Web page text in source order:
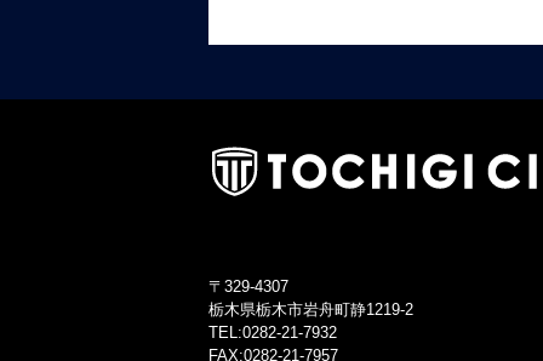
〒329-4307
栃木県栃木市岩舟町静1219-2
TEL:0282-21-7932
FAX:0282-21-7957